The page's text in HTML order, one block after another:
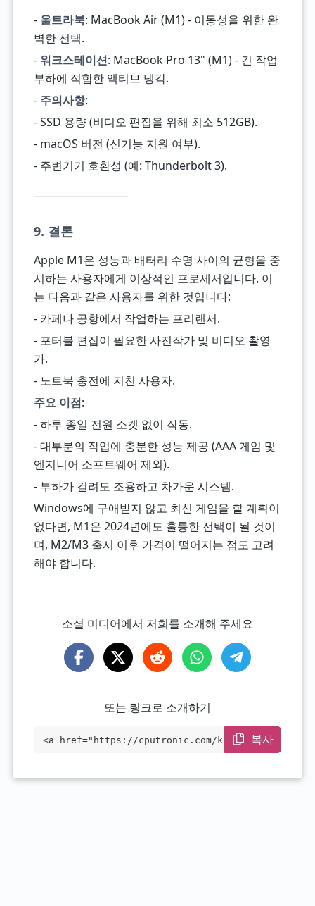
- 울트라북: MacBook Air (M1) - 이동성을 위한 완
벽한 선택.
-워크스테이션: MacBook Pro 13" (M1) - 긴 작업
부하에 적합한 액티브 냉각.
- 주의사항:
- SSD 용량 (비디오 편집을 위해 최소 512GB).
- macOS 버전 (신기능 지원 여부).
- 주변기기 호환성 (예: Thunderbolt 3).
9. 결론
Apple M1은 성능과 배터리 수명 사이의 균형을 중
시하는 사용자에게 이상적인 프로세서입니다. 이
는 다음과 같은 사용자를 위한 것입니다:
- 카페나 공항에서 작업하는 프리랜서.
- 포터블 편집이 필요한 사진작가 및 비디오 촬영
가.
- 노트북 충전에 지친 사용자.
주요 이점:
- 하루 종일 전원 소켓 없이 작동.
- 대부분의 작업에 충분한 성능 제공 (AAA 게임 및
엔지니어 소프트웨어 제외).
- 부하가 걸려도 조용하고 차가운 시스템.
Windows에 구애받지 않고 최신 게임을 할 계획이
없다면, M1은 2024년에도 훌륭한 선택이 될 것이
며, M2/M3 출시 이후 가격이 떨어지는 점도 고려
해야 합니다.
소셜 미디어에서 저희를 소개해 주세요
또는 링크로 소개하기
<a href="https://cputronic.com/ko/cpu/ap
복사